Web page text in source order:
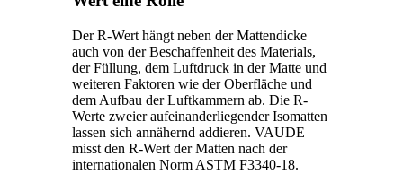
Der R-Wert hängt neben der Mattendicke
auch von der Beschaffenheit des Materials,
der Füllung, dem Luftdruck in der Matte und
weiteren Faktoren wie der Oberfläche und
dem Aufbau der Luftkammern ab. Die R-
Werte zweier aufeinanderliegender Isomatten
lassen sich annähernd addieren. VAUDE
misst den R-Wert der Matten nach der
internationalen Norm ASTM F3340-18.